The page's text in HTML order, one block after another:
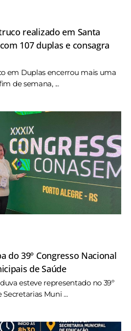
truco realizado em Santa
107 duplas e consagra
em Duplas encerrou mais uma
de semana, ...
do 39º Congresso Nacional
de Saúde
esteve representado no 39º
Muni ...